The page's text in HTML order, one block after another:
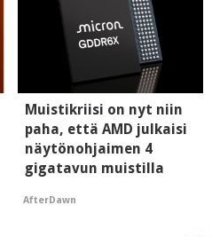
Muistikriisi on nyt niin
paha, että AMD julkaisi
näytönohjaimen 4
gigatavun muistilla
AfterDawn